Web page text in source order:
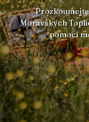
Moravských
pomocí